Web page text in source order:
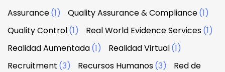
Assurance(1) Quality Assurance & Compliance(1)
Quality Control(1) Real World Evidence Services(1)
Realidad Aumentada(1) Realidad Virtual(1)
Recruitment (3) Recursos Humanos(3)
Red de